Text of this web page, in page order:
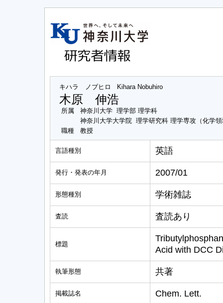
キハラ ノブヒロ Kihara Nobuhiro
木原 伸浩
所属
神奈川大学 理学部 理学科
神奈川大学大学院 理学研究科 理学専攻（化学
職種
教授
言語種別 英語
発行・発表の年月 2007/01
形態種別 学術雑誌
査読 査読あり
標題
Acid with DCC
執筆形態 共著
掲載誌名 Chem. Lett.